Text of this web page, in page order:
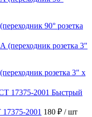
90° розетка
розетка 3" х
Быстрый
2001 180 ₽ / шт